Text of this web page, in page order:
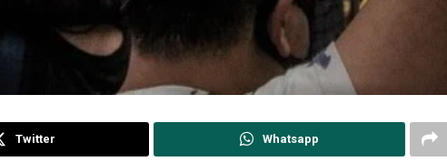
Twitter Whatsapp